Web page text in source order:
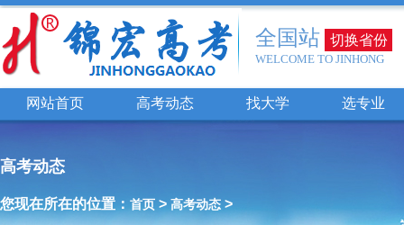
全国站 切换省份
WELCOME TO JINHONG
网站首页 高考动态 找大学 选专业
高考动态
您现在所在的位置： 首页 > 高考动态 >